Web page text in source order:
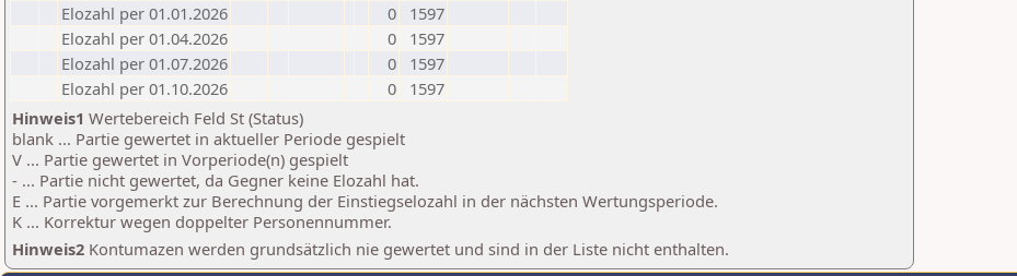
Elozahl per 01.01.2026
0
1597
Elozahl per 01.04.2026
0
1597
Elozahl per 01.07.2026
0
1597
Elozahl per 01.10.2026
0
1597
Hinweis1 Wertebereich Feld St (Status)
blank ... Partie gewertet in aktueller Periode gespielt
V ... Partie gewertet in Vorperiode(n) gespielt
- ... Partie nicht gewertet, da Gegner keine Elozahl hat.
E ... Partie vorgemerkt zur Berechnung der Einstiegselozahl in der nächsten Wertungsperiode.
K ... Korrektur wegen doppelter Personennummer.
Hinweis2 Kontumazen werden grundsätzlich nie gewertet und sind in der Liste nicht enthalten.